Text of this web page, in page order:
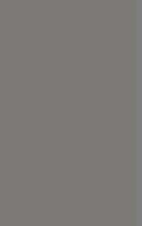
e.V.
Linowsee